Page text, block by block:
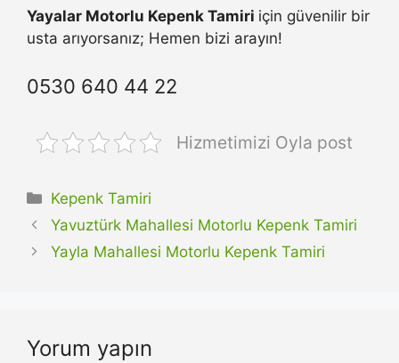
Yayalar Motorlu Kepenk Tamiri için güvenilir bir
usta arıyorsanız; Hemen bizi arayın!
0530 640 44 22
Hizmetimizi Oyla post
Kategoriler
Kepenk Tamiri
Yavuztürk Mahallesi Motorlu Kepenk Tamiri
Yayla Mahallesi Motorlu Kepenk Tamiri
Yorum yapın